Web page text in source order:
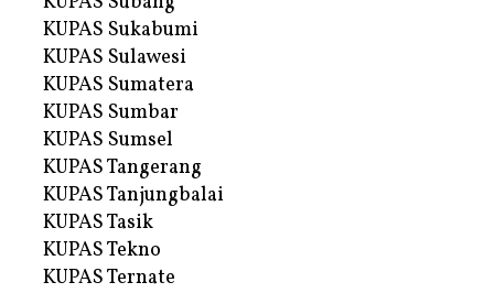
KUPAS Sukabumi
KUPAS Sulawesi
KUPAS Sumatera
KUPAS Sumbar
KUPAS Sumsel
KUPAS Tangerang
KUPAS Tanjungbalai
KUPAS Tasik
KUPAS Tekno
KUPAS Ternate